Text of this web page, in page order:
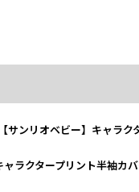
【サンリオベビー】キャラ
ャラクタープリント半袖カ